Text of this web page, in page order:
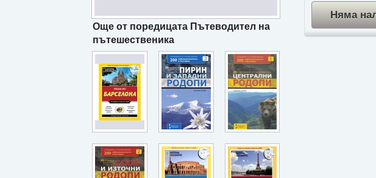
Още от поредицата Пътеводител на
пътешественика
Няма